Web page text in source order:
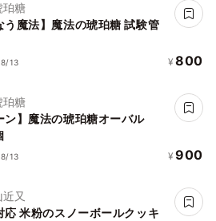
珀糖
う魔法】魔法の琥珀糖 試験管
8/13 ¥ 800
珀糖
ン】魔法の琥珀糖オーバル
8/13 ¥ 900
又
応 米粉のスノーボールクッキ